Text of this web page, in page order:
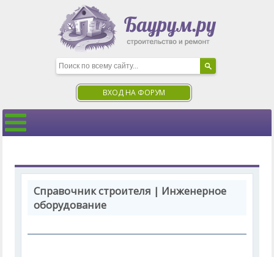
ВХОД НА ФОРУМ
Справочник строителя | Инженерное
оборудование